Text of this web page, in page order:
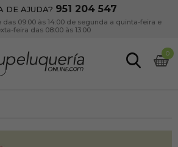
DE AJUDA? 951 204 547
09:00 às 14:00 de segunda a quinta-feira e
feira das 08:00 às 13:00
0